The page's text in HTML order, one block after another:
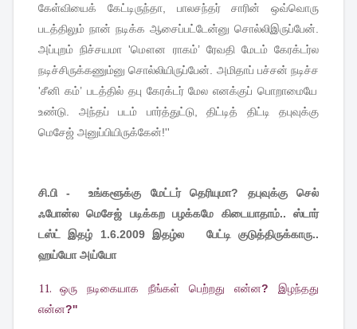
கேள்வியைக்
கேட்டிருந்தா, பாலசந்தர் சாரின்
ஒவ்வொரு
படத்திலும் நான் நடிக்க ஆசைப்பட்டேன்னு சொல்லிஇருப்பேன்
அப்புறம் நிச்சயமா 'மௌன ராகம்’ ரேவதி மேடம் கேரக்டர்ல
நடிச்சிருக்கணும்னு சொல்லியிருப்பேன் அமிதாப் பச்சன் நடிச்ச
'சீனி கம்’ படத்தில் தபு கேரக்டர் மேல எனக்குப் பொறாமையே
உண்டு
அந்தப் படம் பார்த்துட்டு திட்டித் திட்டி
தபுவுக்கு
மெசேஜ் அனுப்பியிருக்கேன்!''
சி.பி - உங்களூக்கு மேட்டர் தெரியுமா? தபுவுக்கு செல்
ஃபோன்ல மெசேஜ் படிக்கற பழக்கமே கிடையாதாம்.. ஸ்டார்
டஸ்ட் இதழ் 1.6.2009 இதழ்ல பேட்டி குடுத்திருக்காரு..
ஹய்யோ அய்யோ
11. ஒரு நடிகையாக நீங்கள் பெற்றது என்ன? இழந்தது
என்ன?''